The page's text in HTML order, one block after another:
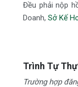
Đều phải nộp
Doanh, Sở Kế
Trình Tự
Trường hợp